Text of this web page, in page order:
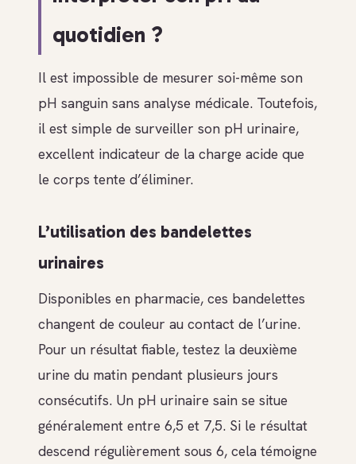
quotidien ?
Il est impossible de mesurer soi-même son
pH sanguin sans analyse médicale. Toutefois,
il est simple de surveiller son pH urinaire,
excellent indicateur de la charge acide que
le corps tente d’éliminer.
L’utilisation des bandelettes
urinaires
Disponibles en pharmacie, ces bandelettes
changent de couleur au contact de l’urine.
Pour un résultat fiable, testez la deuxième
urine du matin pendant plusieurs jours
consécutifs. Un pH urinaire sain se situe
généralement entre 6,5 et 7,5. Si le résultat
descend régulièrement sous 6, cela témoigne